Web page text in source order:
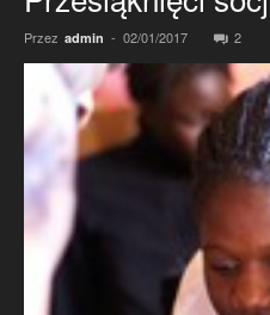
Przez admin - 02/01/2017 2